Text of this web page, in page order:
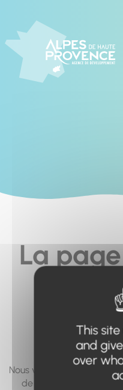
La
vous
Nous vous invitons à
de page, ou à utiliser
This
and
over